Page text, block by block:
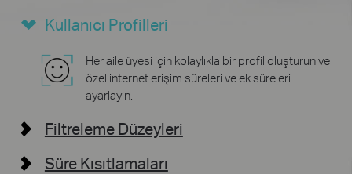
Kullanıcı Profilleri
Her aile üyesi için kolaylıkla bir profil oluşturun ve
özel internet erişim süreleri ve ek süreleri
ayarlayın.
Filtreleme Düzeyleri
Süre Kısıtlamaları